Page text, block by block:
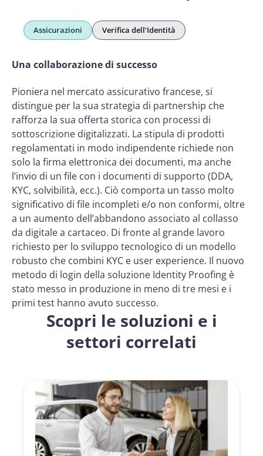
Assicurazioni Verifica dell’Identità
Una collaborazione di successo
Pioniera nel mercato assicurativo francese, si
distingue per la sua strategia di partnership che
rafforza la sua offerta storica con processi di
sottoscrizione digitalizzati. La stipula di prodotti
regolamentati in modo indipendente richiede non
solo la firma elettronica dei documenti, ma anche
l’invio di un file con i documenti di supporto (DDA,
KYC, solvibilità, ecc.). Ciò comporta un tasso molto
significativo di file incompleti e/o non conformi, oltre
a un aumento dell’abbandono associato al collasso
da digitale a cartaceo. Di fronte al grande lavoro
richiesto per lo sviluppo tecnologico di un modello
robusto che combini KYC e user experience. Il nuovo
metodo di login della soluzione Identity Proofing è
stato messo in produzione in meno di tre mesi e i
primi test hanno avuto successo.
Scopri le soluzioni e i
settori correlati